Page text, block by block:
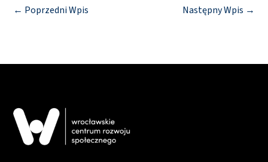
← Poprzedni Wpis Następny Wpis →